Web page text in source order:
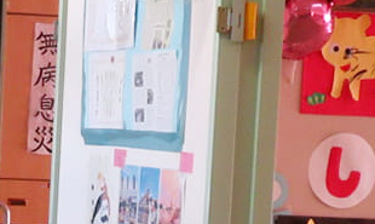
高齢者向け施設 子ども向け
事業団概要 事業団の取
高齢者向け施設 子ども向け